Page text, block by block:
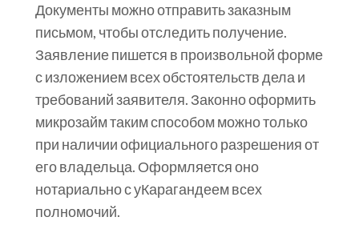
Документы можно отправить заказным
письмом, чтобы отследить получение.
Заявление пишется в произвольной форме
с изложением всех обстоятельств дела и
требований заявителя. Законно оформить
микрозайм таким способом можно только
при наличии официального разрешения от
его владельца. Оформляется оно
нотариально с уКарагандеем всех
полномочий.